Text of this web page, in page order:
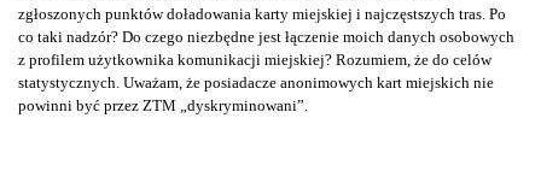
zgłoszonych punktów doładowania karty miejskiej i najczęstszych tras. Po
co taki nadzór? Do czego niezbędne jest łączenie moich danych osobowych
z profilem użytkownika komunikacji miejskiej? Rozumiem, że do celów
statystycznych. Uważam, że posiadacze anonimowych kart miejskich nie
powinni być przez ZTM „dyskryminowani”.